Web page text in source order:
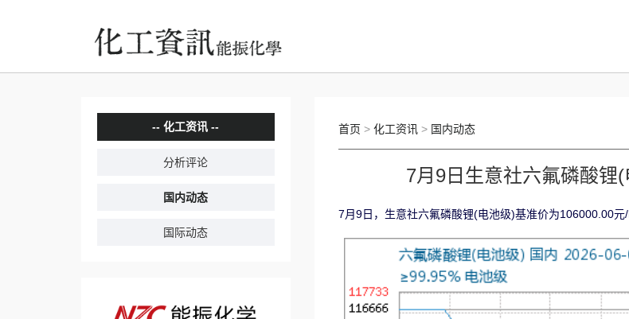
化工资讯
分析评论
国内动态
国际动态
首页 > 化工资讯> 国内动态
7月9日生意社六氟磷酸锂
7月9日，生意社六氟磷酸锂(电池级)基准价为106000.00